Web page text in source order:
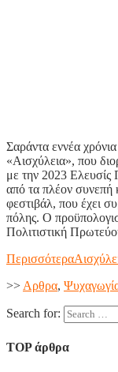
Σαράντα εννέα
«Αισχύλεια», που
με την 2023 Ελευσίς
από τα πλέον συνεπή
φεστιβάλ, που έχει
πόλης. Ο
Πολιτιστική
Περισσότερα
>>Aρθρα,
Search for:
TOP άρθρα